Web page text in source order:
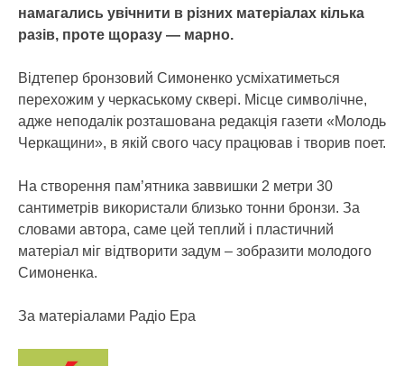
намагались увічнити в різних матеріалах кілька
разів, проте щоразу — марно.
Відтепер бронзовий Симоненко усміхатиметься
перехожим у черкаському сквері. Місце символічне,
адже неподалік розташована редакція газети «Молодь
Черкащини», в якій свого часу працював і творив поет.
На створення пам’ятника заввишки 2 метри 30
сантиметрів використали близько тонни бронзи. За
словами автора, саме цей теплий і пластичний
матеріал міг відтворити задум – зобразити молодого
Симоненка.
За матеріалами Радіо Ера